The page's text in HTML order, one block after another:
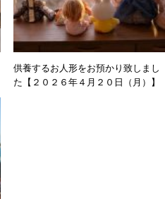
供養するお人形をお預かり致しまし
た【２０２６年４月２０日（月）】